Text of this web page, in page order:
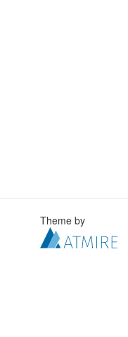
Theme by